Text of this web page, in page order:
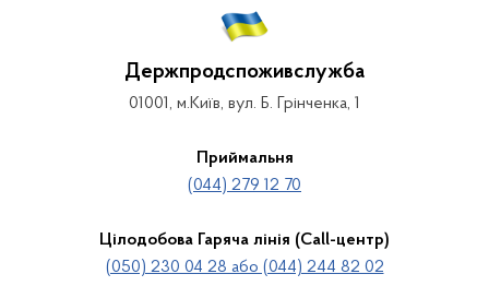
Держпродспоживслужба
01001, м.Київ, вул. Б. Грінченка, 1
Приймальня
(044) 279 12 70
Цілодобова Гаряча лінія (Call-центр)
(050) 230 04 28 або (044) 244 82 02